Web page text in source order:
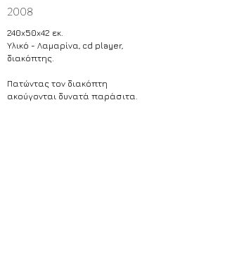
2008
240x50x42 εκ.
Υλικό - Λαμαρίνα, cd player,
διακόπτης.
Πατώντας τον διακόπτη
ακούγονται δυνατά παράσιτα.